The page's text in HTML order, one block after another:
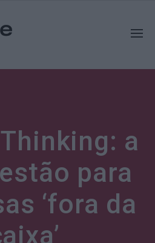
a
para
‘fora da